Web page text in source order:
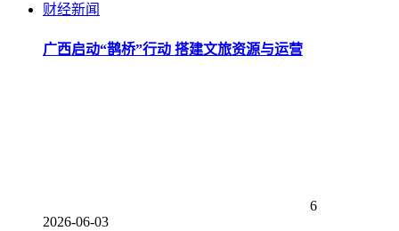
财经新闻
广西启动“鹊桥”行动 搭建文旅资源与运营
6
2026-06-03